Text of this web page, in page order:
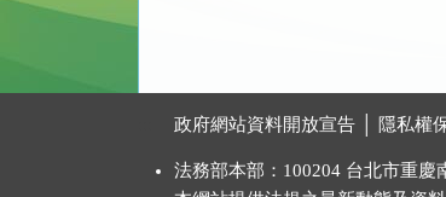
政府網站資料開放宣告 隱私權
法務部本部：100204 台北市重